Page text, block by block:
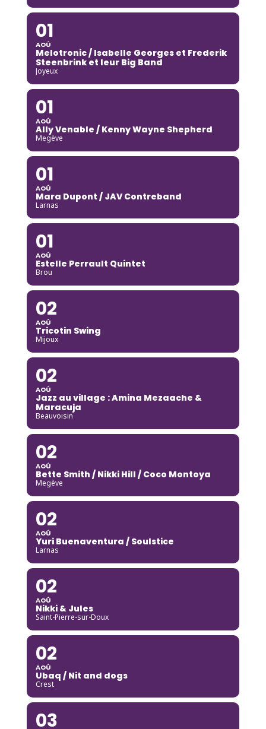
01
AOÛ
Melotronic / Isabelle Georges et Frederik
Steenbrink et leur Big Band
Joyeux
01
AOÛ
Ally Venable / Kenny Wayne Shepherd
Megève
01
AOÛ
Mara Dupont / JAV Contreband
Larnas
01
AOÛ
Estelle Perrault Quintet
Brou
02
AOÛ
Tricotin Swing
Mijoux
02
AOÛ
Jazz au village : Amina Mezaache &
Maracuja
Beauvoisin
02
AOÛ
Bette Smith / Nikki Hill / Coco Montoya
Megève
02
AOÛ
Yuri Buenaventura / Soulstice
Larnas
02
AOÛ
Nikki & Jules
Saint-Pierre-sur-Doux
02
AOÛ
Ubaq / Nit and dogs
Crest
03